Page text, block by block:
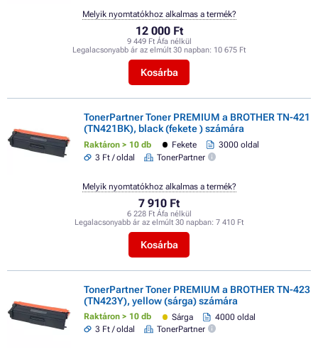
12 000 Ft
9 449 Ft Áfa nélkül
Legalacsonyabb ár az elmúlt 30 napban: 10 675 Ft
Kosárba
Melyik nyomtatókhoz alkalmas a termék?
TonerPartner Toner PREMIUM a BROTHER TN-421
(TN421BK), black (fekete ) számára
Raktáron > 10 db Fekete
3000 oldal
3 Ft / oldal
TonerPartner
7 910 Ft
6 228 Ft Áfa nélkül
Legalacsonyabb ár az elmúlt 30 napban: 7 410 Ft
Kosárba
Melyik nyomtatókhoz alkalmas a termék?
TonerPartner Toner PREMIUM a BROTHER TN-423
(TN423Y), yellow (sárga) számára
Raktáron > 10 db Sárga
4000 oldal
3 Ft / oldal
TonerPartner